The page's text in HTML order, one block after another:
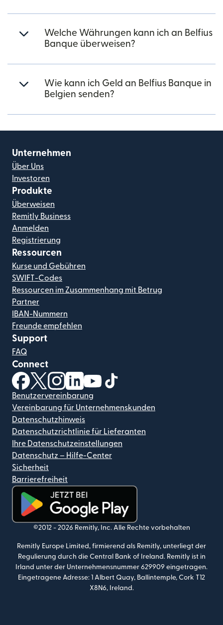
Welche Währungen kann ich an Belfius
Banque überweisen?
Wie kann ich Geld an Belfius Banque in
Belgien senden?
Unternehmen
Über Uns
Investoren
Produkte
Überweisen
Remitly Business
Anmelden
Registrierung
Ressourcen
Kurse und Gebühren
SWIFT-Codes
Ressourcen im Zusammenhang mit Betrug
Partner
IBAN-Nummern
Freunde empfehlen
Support
FAQ
Connect
(wird in einem neuen Fenster geöffnet)
(wird in einem neuen Fenster geöffnet)
(wird in einem neuen Fenster geöffnet)
(wird in einem neuen Fenster geöffnet)
(wird in einem neuen Fenster
Benutzervereinbarung
Vereinbarung für Unternehmenskunden
Datenschutzhinweis
Datenschutzrichtlinie für Lieferanten
Ihre Datenschutzeinstellungen
Datenschutz – Hilfe-Center
Sicherheit
Barrierefreiheit
(wird in einem neuen Fenster geöffnet)
©2012 - 2026 Remitly, Inc. Alle Rechte vorbehalten
Remitly Europe Limited, firmierend als Remitly, unterliegt der
Regulierung durch die Central Bank of Ireland. Remitly ist in
Irland unter der Unternehmensnummer 629909 eingetragen.
Eingetragene Adresse: 1 Albert Quay, Ballintemple, Cork T12
X8N6, Ireland.